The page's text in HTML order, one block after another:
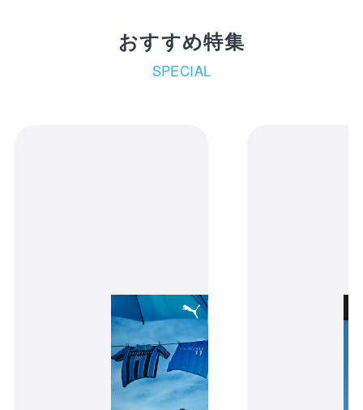
カートの商品は現時点ではお客様のため
に確保されておりません。商品の在庫状
況によっては、カートに入れた後でも品
切れになる可能性がございます。
ご注文完了後の変更・キャンセル・返
おすすめ特集
SPECIAL